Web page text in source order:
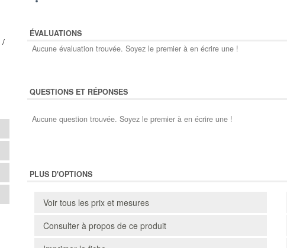
ÉVALUATIONS
Aucune évaluation trouvée. Soyez le premier à en écrire une !
QUESTIONS ET RÉPONSES
Aucune question trouvée. Soyez le premier à en écrire une !
PLUS D'OPTIONS
Voir tous les prix et mesures
Consulter à propos de ce produit